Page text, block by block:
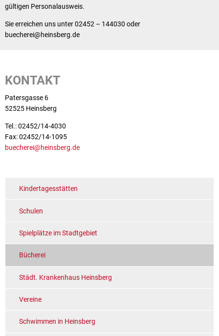
gültigen Personalausweis.
Sie erreichen uns unter 02452 – 144030 oder
buecherei@heinsberg.de
KONTAKT
Patersgasse 6
52525 Heinsberg
Tel.: 02452/14-4030
Fax: 02452/14-1095
buecherei@heinsberg.de
Kindertagesstätten
Schulen
Spielplätze im Stadtgebiet
Bücherei
Städt. Krankenhaus Heinsberg
Vereine
Schwimmen in Heinsberg